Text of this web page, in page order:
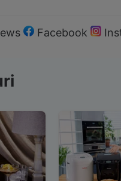
Facebook